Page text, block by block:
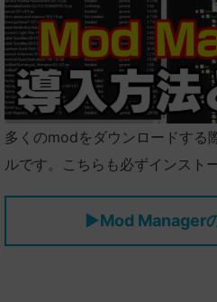
多くのmodをダウンロードする
ルです。こちらも必ずインスト
▶Mod Manager